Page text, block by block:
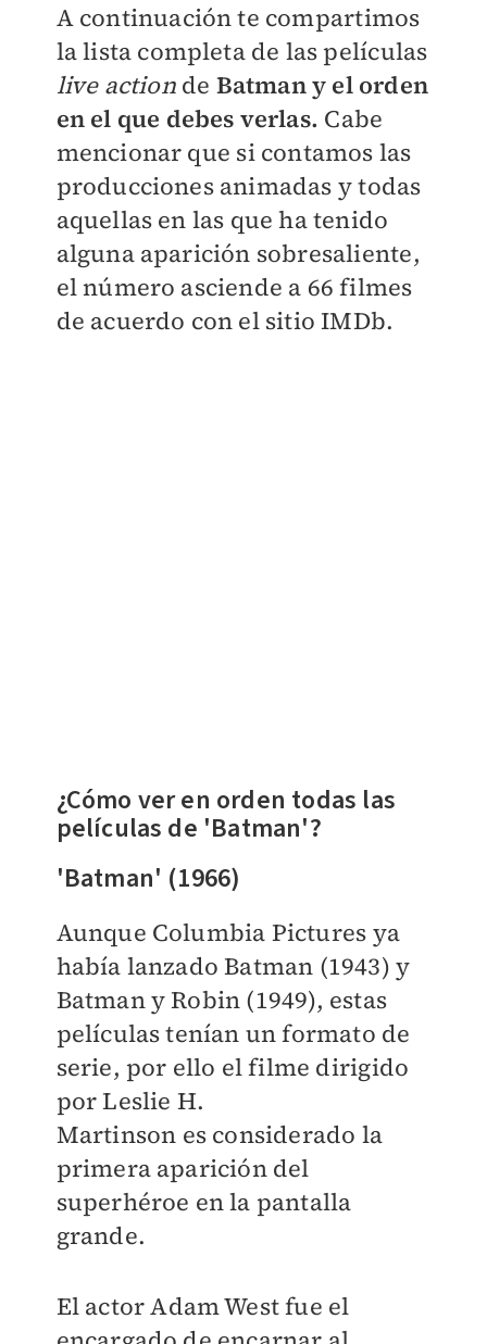
A continuación te compartimos
la lista completa de las películas
live actionde Batman y el orden
en el que debes verlas. Cabe
mencionar que si contamos las
producciones animadas y todas
aquellas en las que ha tenido
alguna aparición sobresaliente,
el número asciende a 66 filmes
de acuerdo con el sitio IMDb.
¿Cómo ver en orden todas las
películas de 'Batman'?
'Batman' (1966)
Aunque Columbia Pictures ya
había lanzado Batman (1943) y
Batman y Robin (1949), estas
películas tenían un formato de
serie, por ello el filme dirigido
porLeslie H.
Martinson es considerado la
primera aparición del
superhéroe en la pantalla
grande.
El actor Adam West fue el